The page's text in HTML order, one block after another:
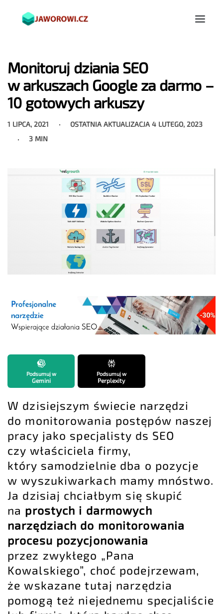
Monitoruj dziania SEO
w arkuszach Google za darmo –
10 gotowych arkuszy
1 LIPCA, 2021 OSTATNIA AKTUALIZACJA4 LUTEGO, 2023
3 MIN
Podsumuj w
Gemini
Podsumuj w
Perplexity
W dzisiejszym świecie narzędzi
do monitorowania postępów naszej
pracy jako specjalisty ds SEO
czy właściciela firmy,
który samodzielnie dba o pozycje
w wyszukiwarkach mamy mnóstwo.
Ja dzisiaj chciałbym się skupić
na prostych i darmowych
narzędziach do monitorowania
procesu pozycjonowania
przez zwykłego „Pana
Kowalskiego”, choć podejrzewam,
że wskazane tutaj narzędzia
pomogą też niejednemu specjaliście